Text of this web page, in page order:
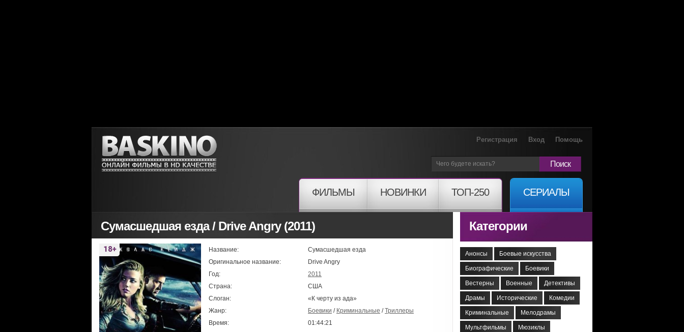
Регистрация Вход Помощь
Поиск
ФИЛЬМЫ НОВИНКИ ТОП-250 СЕРИАЛЫ
Сумасшедшая езда / Drive Angry (2011)
Название:
Сумасшедшая езда
Оригинальное название:
Drive Angry
Год:
2011
Страна:
США
Слоган:
«К черту из ада»
Жанр:
Боевики / Криминальные /Триллеры
Время:
01:44:21
Категории
Анонсы Боевые искусства
Биографические Боевики
Вестерны Военные Детективы
Драмы Исторические Комедии
Криминальные Мелодрамы
Мультфильмы Мюзиклы